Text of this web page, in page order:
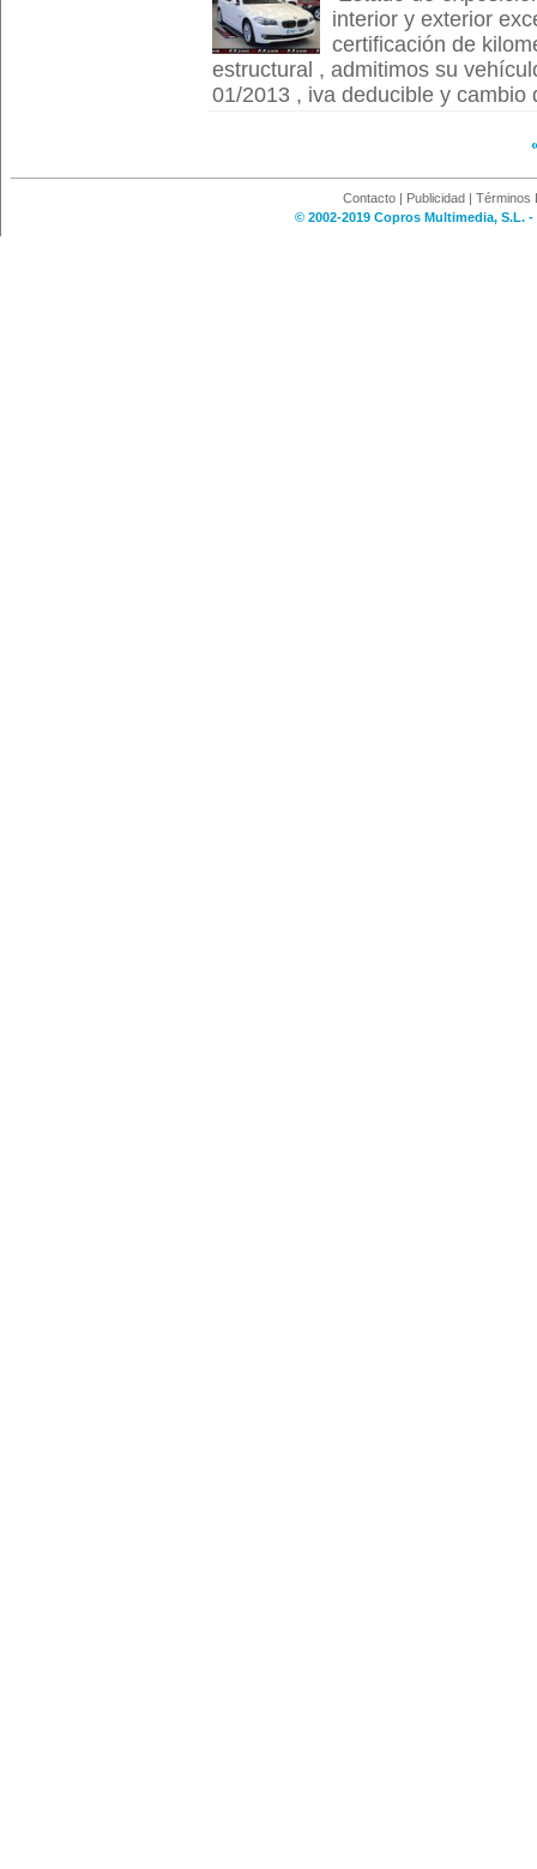
interior y exterior
certificación de
estructural , admitimos su
01/2013 , iva deducible y cambio
Contacto | Publicidad | Términos
© 2002-2019 Copros Multimedia, S.L.